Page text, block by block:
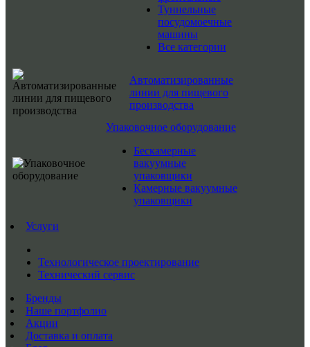
Туннельные
посудомоечные
машины
Все категории
Автоматизированные
линии для пищевого
производства
Упаковочное оборудование
Бескамерные
вакуумные
упаковщики
Камерные вакуумные
упаковщики
Услуги
Технологическое проектирование
Технический сервис
Бренды
Наше портфолио
Акции
Доставка и оплата